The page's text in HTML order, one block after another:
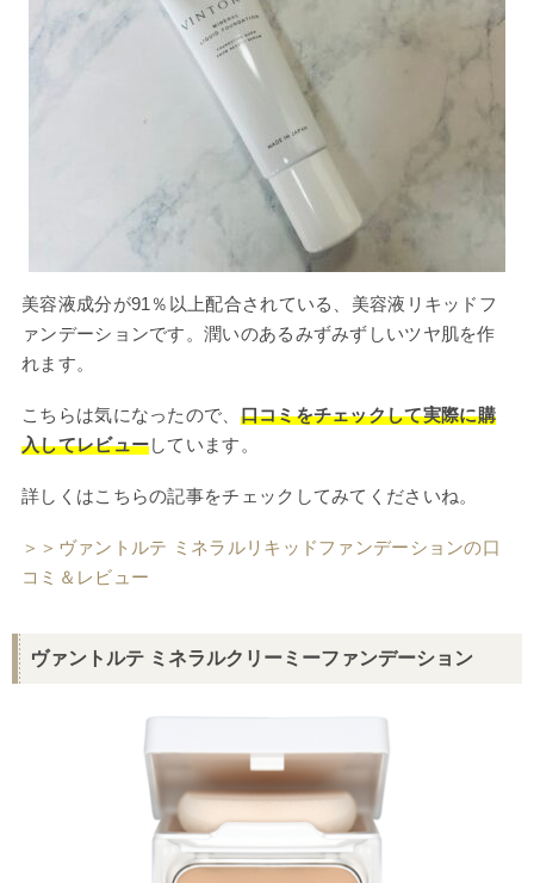
美容液成分が91％以上配合されている、美容液リキッドフ
ァンデーションです。潤いのあるみずみずしいツヤ肌を作
れます。
こちらは気になったので、 口コミをチェックして実際に購
入してレビューしています。
詳しくはこちらの記事をチェックしてみてくださいね。
＞＞ヴァントルテ ミネラルリキッドファンデーションの口
コミ＆レビュー
ヴァントルテ ミネラルクリーミーファンデーション